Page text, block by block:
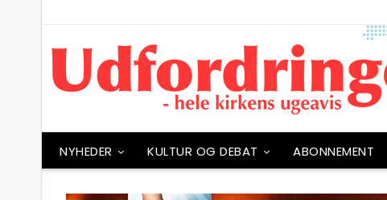
NYHEDER KULTUR OG DEBAT ABONNEMENT